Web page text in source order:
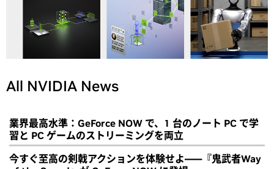
All NVIDIA News
業界最高水準：GeForce NOW で、1 台のノート PC で学
習と PC ゲームのストリーミングを両立
今すぐ至高の剣戟アクションを体験せよ――『鬼武者Way